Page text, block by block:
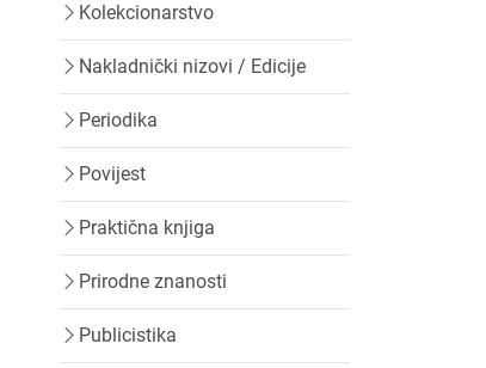
Kolekcionarstvo
Nakladnički nizovi / Edicije
Periodika
Povijest
Praktična knjiga
Prirodne znanosti
Publicistika